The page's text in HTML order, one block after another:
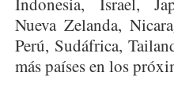
Nueva Zelanda,
Perú, Sudáfrica,
más países en los